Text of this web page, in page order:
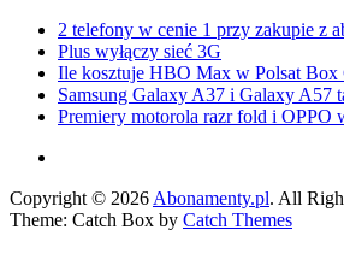
2 telefony w cenie 1 przy zakupie z
Plus wyłączy sieć 3G
Ile kosztuje HBO Max w Polsat Box
Samsung Galaxy A37 i Galaxy A57
Premiery motorola razr fold i OPPO
Copyright © 2026 Abonamenty.pl. All
Theme: Catch Box by Catch Themes